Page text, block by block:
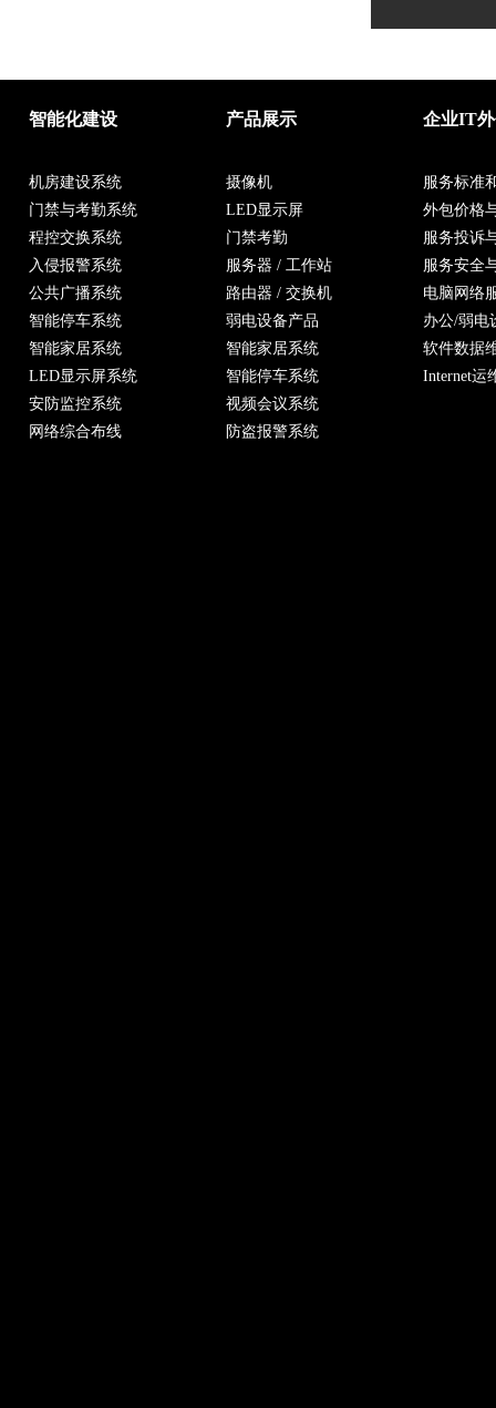
智能化建设 产品展示 企业IT
机房建设系统
门禁与考勤系统
程控交换系统
入侵报警系统
公共广播系统
智能停车系统
智能家居系统
LED显示屏系统
安防监控系统
网络综合布线
摄像机
LED显示屏
门禁考勤
服务器 / 工作站
路由器 / 交换机
弱电设备产品
智能家居系统
智能停车系统
视频会议系统
防盗报警系统
服务标准
外包价格
服务投诉
服务安全
电脑网络
办公/弱电
软件数据
Internet运